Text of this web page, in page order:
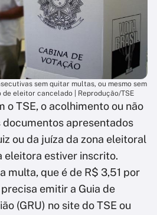
sem quitar multas, ou mesmo sem
eleitor cancelado | Reprodução/TSE
o TSE, o acolhimento ou não
documentos apresentados
ou da juíza da zona eleitoral
eleitora estiver inscrito.
multa, que é de R$ 3,51 por
emitir a Guia de
(GRU) no site do TSE ou